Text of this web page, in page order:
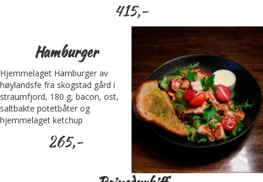
415,-
Hamburger
Hjemmelaget Hamburger av
høylandsfe fra skogstad gård i
straumfjord, 180 g, bacon, ost,
saltbakte potetbåter og
hjemmelaget ketchup
265,-